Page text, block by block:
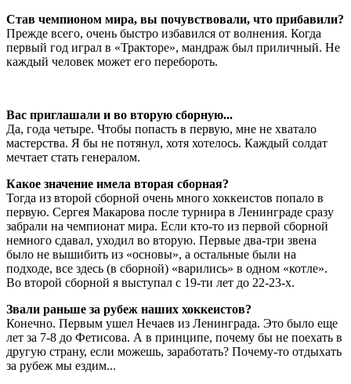
Став чемпионом мира, вы почувствовали, что прибавили?
Прежде всего, очень быстро избавился от волнения. Когда
первый год играл в «Тракторе», мандраж был приличный. Не
каждый человек может его перебороть.
Вас приглашали и во вторую сборную...
Да, года четыре. Чтобы попасть в первую, мне не хватало
мастерства. Я бы не потянул, хотя хотелось. Каждый солдат
мечтает стать генералом.
Какое значение имела вторая сборная?
Тогда из второй сборной очень много хоккеистов попало в
первую. Сергея Макарова после турнира в Ленинграде сразу
забрали на чемпионат мира. Если кто-то из первой сборной
немного сдавал, уходил во вторую. Первые два-три звена
было не вышибить из «основы», а остальные были на
подходе, все здесь (в сборной) «варились» в одном «котле».
Во второй сборной я выступал с 19-ти лет до 22-23-х.
Звали раньше за рубеж наших хоккеистов?
Конечно. Первым ушел Нечаев из Ленинграда. Это было еще
лет за 7-8 до Фетисова. А в принципе, почему бы не поехать в
другую страну, если можешь, заработать? Почему-то отдыхать
за рубеж мы ездим...